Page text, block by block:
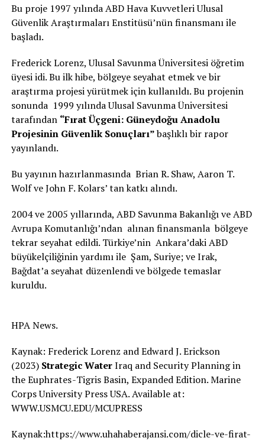
Bu proje 1997 yılında ABD Hava Kuvvetleri Ulusal
Güvenlik Araştırmaları Enstitüsü’nün finansmanı ile
başladı.
Frederick Lorenz, Ulusal Savunma Üniversitesi öğretim
üyesi idi. Bu ilk hibe, bölgeye seyahat etmek ve bir
araştırma projesi yürütmek için kullanıldı. Bu projenin
sonunda 1999 yılında Ulusal Savunma Üniversitesi
tarafından “Fırat Üçgeni: Güneydoğu Anadolu
Projesinin Güvenlik Sonuçları”başlıklı bir rapor
yayınlandı.
Bu yayının hazırlanmasında Brian R. Shaw, Aaron T.
Wolf ve John F. Kolars’ tan katkı alındı.
2004 ve 2005 yıllarında, ABD Savunma Bakanlığı ve ABD
Avrupa Komutanlığı’ndan alınan finansmanla bölgeye
tekrar seyahat edildi. Türkiye’nin Ankara’daki ABD
büyükelçiliğinin yardımı ile Şam, Suriye; ve Irak,
Bağdat’a seyahat düzenlendi ve bölgede temaslar
kuruldu.
HPA News.
Kaynak: Frederick Lorenz and Edward J. Erickson
(2023) Strategic WaterIraq and Security Planning in
the Euphrates - Tigris Basin, Expanded Edition. Marine
Corps University Press USA. Available at:
WWW.USMCU.EDU/MCUPRESS
Kaynak:https://www.uhahaberajansi.com/dicle-ve-firat-